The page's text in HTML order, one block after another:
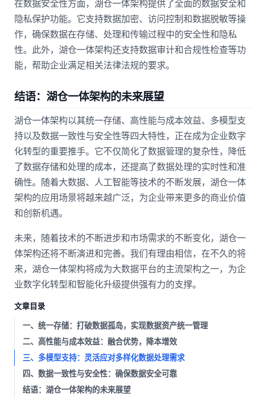
在数据安全性方面，湖仓一体架构提供了全面的数据安全和
隐私保护功能。它支持数据加密、访问控制和数据脱敏等操
作，确保数据在存储、处理和传输过程中的安全性和隐私
性。此外，湖仓一体架构还支持数据审计和合规性检查等功
能，帮助企业满足相关法律法规的要求。
结语：湖仓一体架构的未来展望
湖仓一体架构以其统一存储、高性能与成本效益、多模型支
持以及数据一致性与安全性等四大特性，正在成为企业数字
化转型的重要推手。它不仅简化了数据管理的复杂性，降低
了数据存储和处理的成本，还提高了数据处理的实时性和准
确性。随着大数据、人工智能等技术的不断发展，湖仓一体
架构的应用场景将越来越广泛，为企业带来更多的商业价值
和创新机遇。
未来，随着技术的不断进步和市场需求的不断变化，湖仓一
体架构还将不断演进和完善。我们有理由相信，在不久的将
来，湖仓一体架构将成为大数据平台的主流架构之一，为企
业数字化转型和智能化升级提供强有力的支撑。
文章目录
一、统一存储：打破数据孤岛，实现数据资产统一管理
二、高性能与成本效益：融合优势，降本增效
三、多模型支持：灵活应对多样化数据处理需求
四、数据一致性与安全性：确保数据安全可靠
结语：湖仓一体架构的未来展望